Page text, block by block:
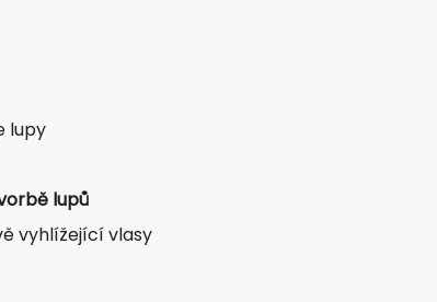
lupy
lupů
vyhlížející vlasy